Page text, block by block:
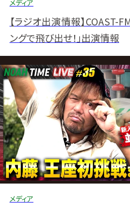
ノ
ア
公
式
サ
イ
ト
【ラジオ出演情報】COAST-
ングで飛び出せ！」出演情報
メディア